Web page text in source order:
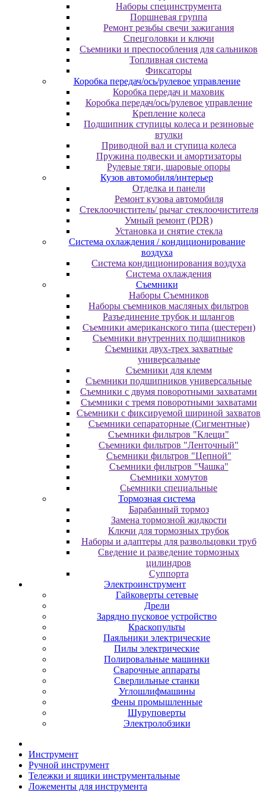
Наборы специнструмента
Поршневая группа
Ремонт резьбы свечи зажигания
Спецголовки и ключи
Съемники и преспособления для сальников
Топливная система
Фиксаторы
Коробка передач/ось/рулевое управление
Коробка передач и маховик
Коробка передач/ось/рулевое управление
Крепление колеса
Подшипник ступицы колеса и резиновые
втулки
Приводной вал и ступица колеса
Пружина подвески и амортизаторы
Рулевые тяги, шаровые опоры
Кузов автомобиля/интерьер
Отделка и панели
Ремонт кузова автомобиля
Стеклоочиститель/ рычаг стеклоочистителя
Умный ремонт (PDR)
Установка и снятие стекла
Система охлаждения / кондиционирование
воздуха
Система кондиционирования воздуха
Система охлаждения
Съемники
Наборы Съемников
Наборы съемников масляных фильтров
Разъединение трубок и шлангов
Съемники американского типа (шестерен)
Съемники внутренних подшипников
Съемники двух-трех захватные
универсальные
Съемники для клемм
Съемники подшипников универсальные
Съемники с двумя поворотными захватами
Съемники с тремя поворотными захватами
Съемники с фиксируемой шириной захватов
Съемники сепараторные (Сигментные)
Съемники фильтров "Клещи"
Съемники фильтров "Ленточный"
Съемники фильтров "Цепной"
Съемники фильтров "Чашка"
Съемники хомутов
Сьемники специальные
Тормозная система
Барабанный тормоз
Замена тормозной жидкости
Ключи для тормозных трубок
Наборы и адаптеры для развольцовки труб
Сведение и разведение тормозных
цилиндров
Суппорта
Электроинструмент
Гайковерты сетевые
Дрели
Зарядно пусковое устройство
Краскопульты
Паяльники электрические
Пилы электрические
Полировальные машинки
Сварочные аппараты
Сверлильные станки
Углошлифмашины
Фены промышленные
Шуруповерты
Электролобзики
Инструмент
Pучнoй инcтpумeнт
Teлeжки и ящики инcтpумeнтaльныe
Ложементы для инструмента